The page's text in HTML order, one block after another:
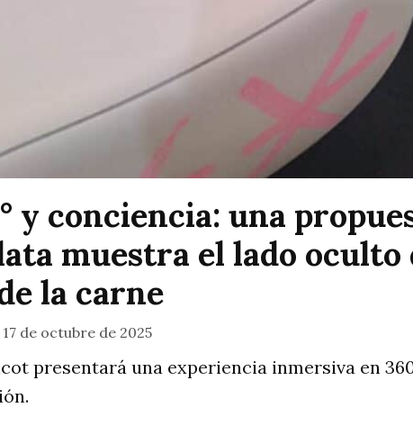
y conciencia: una
muestra el lado oculto
la carne
17 de octubre de 2025
presentará una experiencia inmersiva en